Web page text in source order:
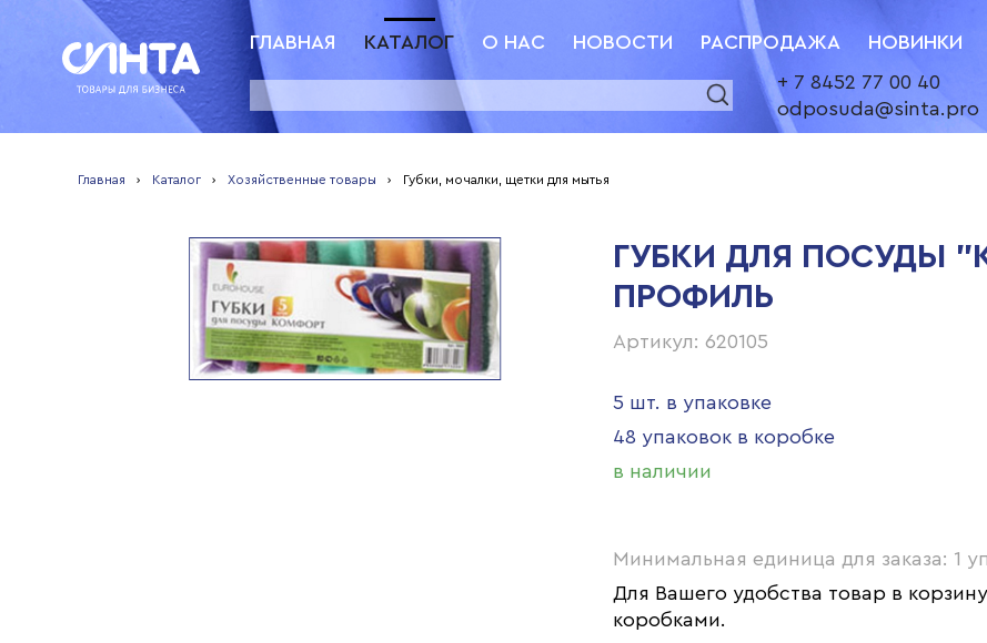
ГЛАВНАЯ КАТАЛОГ О НАС НОВОСТИ РАСПРОДАЖА НОВИНКИ
+ 7 8452 77 00 40
odposuda@sinta.pro
Главная › Каталог › Хозяйственные товары › Губки, мочалки, щетки для мытья
ГУБКИ ДЛЯ ПОСУДЫ
ПРОФИЛЬ
Артикул: 620105
5 шт. в упаковке
48 упаковок в коробке
в наличии
Минимальная единица для заказа: 1
Для Вашего удобства товар в
коробками.